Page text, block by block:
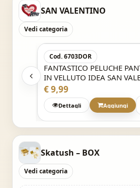
SAN VALENTINO
Vedi categoria
SAN
Cod. 6703DOR
FANTASTICO PELUCHE
IN VELLUTO IDEA SAN
€ 9,99
Dettagli Aggiungi
Skatush – BOX
Vedi categoria